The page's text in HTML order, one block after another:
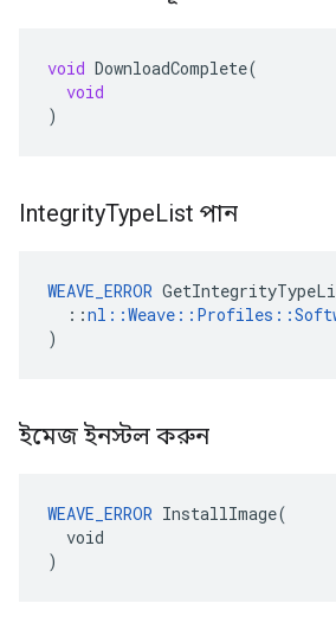
void DownloadComplete(
void
)
IntegrityTypeList পান
WEAVE_ERROR
  ::
)
ইমেজ ইনস্টল করুন
WEAVE_ERROR InstallImage(
  void
)